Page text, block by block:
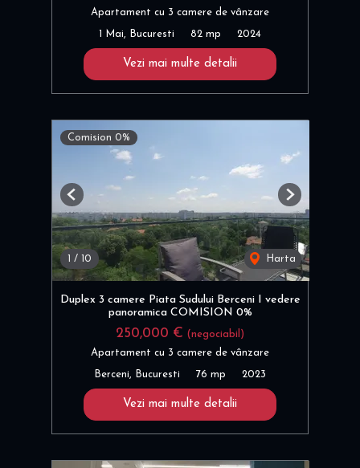
Apartament cu 3 camere de vânzare
1 Mai, Bucuresti 82 mp 2024
Vezi mai multe detalii
Comision 0%
1 / 10 Harta
Previous Next
Duplex 3 camere Piata Sudului Berceni I vedere
panoramica COMISION 0%
250,000 € (negociabil)
Apartament cu 3 camere de vânzare
Berceni, Bucuresti 76 mp 2023
Vezi mai multe detalii